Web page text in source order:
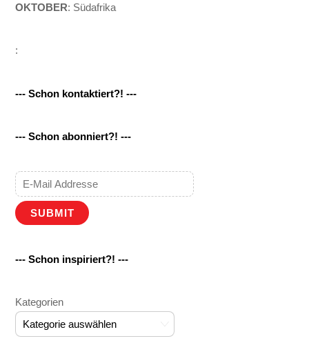
OKTOBER: Südafrika
:
--- Schon kontaktiert?! ---
--- Schon abonniert?! ---
SUBMIT
--- Schon inspiriert?! ---
Kategorien